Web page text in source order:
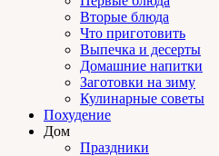
Вторые блюда
Что приготовить
Выпечка и десерты
Домашние напитки
Заготовки на зиму
Кулинарные советы
Похудение
Дом
Праздники